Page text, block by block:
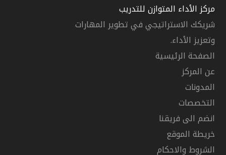
مركز الأداء المتوازن للتدريب
شريكك الاستراتيجي في تطوير المهارات
وتعزيز الأداء.
الصفحة الرئيسية
عن المركز
المدونات
التخصصات
انضم الى فريقنا
خريطة الموقع
الشروط والاحكام